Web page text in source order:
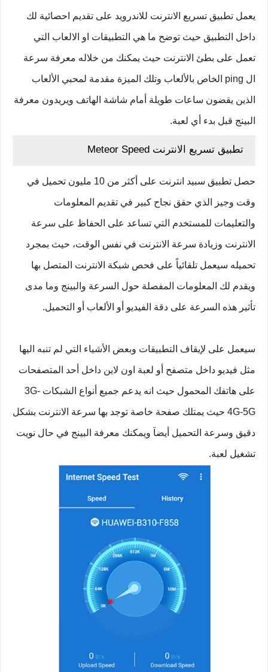
يعمل تطبيق تسريع الانترنت للاندرويد على تقديم احصائية لك
داخل التطبيق حيث توضح ما هي التطبيقات او الالعاب التي
تعمل على بطئ الانترنت حيث يمكنك من خلاله معرفة سرعة
ال ping الخاص بالألعاب وتلك الميزة مقدمة لمحبي الألعاب
الذين يقضون ساعات طويلة أمام شاشة الهاتف ويريدون معرفة
البينج قبل بدء أي لعبة.
تطبيق تسريع الانترنت Meteor Speed
حصل تطبيق سبيد انترنت على أكثر من 10 مليون تحميل في
وقت وجيز الذي حقق نجاح كبير في تقديم المعلومات
والتعليمات للمستخدم التي تساعد على الحفاظ على سرعة
الانترنت وزيادة سرعة الانترنت في نفس الوقت، حيث بمجرد
تحميله سيعمل تلقائياً على فحص شبكة الانترنت المتصل بها
ويقدم لك المعلومات المفصلة حول السرعة والبينج وما مدى
تأثير هذه السرعة على دقة الفيديو أو الألعاب أو التحميل.
سيعمل على لإيقاف التطبيقات وبعض الأشياء التي لم تنبه اليها
مثل فيديو داخل متصفح أو لعبة اون لاين داخل أحد المتصفحات
على هاتفك المحمول حيث انه يدعم جميع أنواع الشبكات 3G-
4G-5G حيث يمتلك صفحة خاصة توجد بها سرعة الانترنت بشكل
دقيق وسرعة التحميل أيضاَ ويمكنك معرفة البينج في حال نويت
تشغيل لعبة.